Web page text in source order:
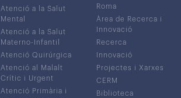
Atenció a la Salut
Mental
Atenció a la Salut
Materno-Infantil
Atenció Quirúrgica
Atenció al Malalt
Crític i Urgent
Atenció Primària i
Roma
Àrea de Recerca i
Innovació
Recerca
Innovació
Projectes i Xarxes
CERM
Biblioteca